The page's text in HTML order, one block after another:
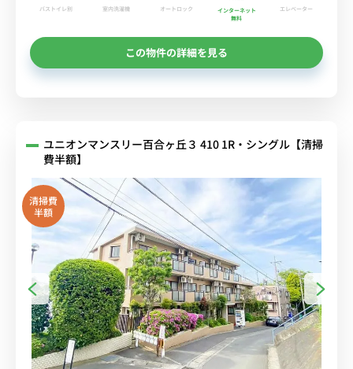
バストイレ別 室内洗濯機 オートロック
インターネット
無料
エレベーター
この物件の詳細を見る
ユニオンマンスリー百合ヶ丘３ 410 1R・シングル【清掃
費半額】
清掃費
半額